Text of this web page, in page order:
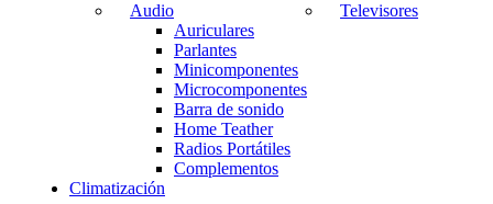
Audio
Auriculares
Parlantes
Minicomponentes
Microcomponentes
Barra de sonido
Home Teather
Radios Portátiles
Complementos
Televisores
Climatización